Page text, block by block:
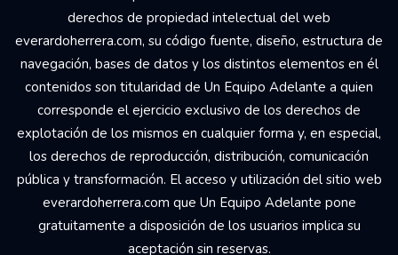
derechos de propiedad intelectual del web
everardoherrera.com, su código fuente, diseño, estructura de
navegación, bases de datos y los distintos elementos en él
contenidos son titularidad de Un Equipo Adelante a quien
corresponde el ejercicio exclusivo de los derechos de
explotación de los mismos en cualquier forma y, en especial,
los derechos de reproducción, distribución, comunicación
pública y transformación. El acceso y utilización del sitio web
everardoherrera.com que Un Equipo Adelante pone
gratuitamente a disposición de los usuarios implica su
aceptación sin reservas.